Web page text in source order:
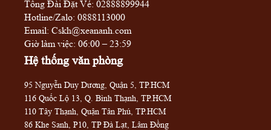
Tổng Đài Đặt Vé:02888899944
Hotline/Zalo:0888113000
Email: Cskh@xeananh.com
Giờ làm việc: 06:00 – 23:59
Hệ thống văn phòng
95 Nguyễn Duy Dương, Quận 5, TP.HCM
116 Quốc Lộ 13, Q. Bình Thạnh, TP.HCM
110 Tây Thạnh, Quận Tân Phú, TP.HCM
86 Khe Sanh, P10, TP Đà Lạt, Lâm Đồng